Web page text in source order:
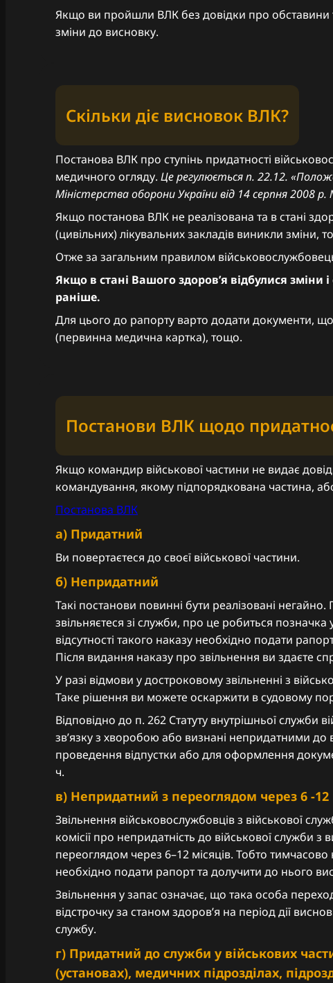
Якщо ви пройшли ВЛК без довідки про обставини
зміни до висновку.
Скільки діє висновок ВЛК?
Постанова ВЛК про ступінь придатності
медичного огляду. Це регулюється п. 22.12.
Міністерства оборони України від 14 серпня 2008
Якщо постанова ВЛК не реалізована та в стані
(цивільних) лікувальних закладів виникли
Отже за загальним правилом
Якщо в стані Вашого здоров’я відбулися
раніше.
Для цього до рапорту варто додати документи,
(первинна медична картка), тощо.
Постанови ВЛК щодо
Якщо командир військової частини не видає
командування, якому підпорядкована частина,
Постанова ВЛК
a) Придатний
Ви повертаєтеся до своєї військової частини.
б) Непридатний
Такі постанови повинні бути реалізовані негайно.
звільняєтеся зі служби, про це робиться
відсутності такого наказу необхідно подати
Після видання наказу про звільнення ви здаєте
У разі відмови у достроковому звільненні з
Таке рішення ви можете оскаржити в судовому
Відповідно до п. 262 Статуту внутрішньої служби
зв’язку з хворобою або визнані непридатними
проведення відпустки або для оформлення
ч.
в) Непридатний з переоглядом через 6 -12
Звільнення військовослужбовців з військової
комісії про непридатність до військової служби
переоглядом через 6–12 місяців. Тобто
необхідно подати рапорт та долучити до нього
Звільнення у запас означає, що така особа
відстрочку за станом здоровʼя на період дії
службу.
г) Придатний до служби у військових
(установах), медичних підрозділах,